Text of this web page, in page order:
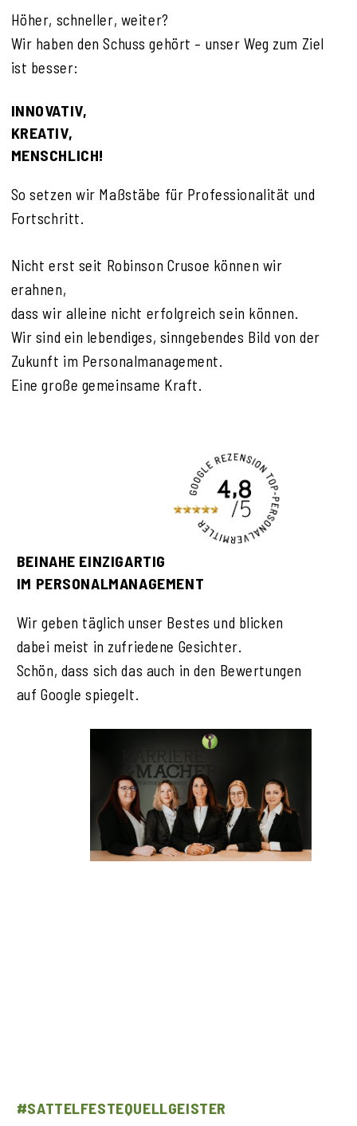
Höher, schneller, weiter?
Wir haben den Schuss gehört – unser Weg zum Ziel
ist besser:
INNOVATIV,
KREATIV,
MENSCHLICH!
So setzen wir Maßstäbe für Professionalität und
Fortschritt.
Nicht erst seit Robinson Crusoe können wir
erahnen,
dass wir alleine nicht erfolgreich sein können.
Wir sind ein lebendiges, sinngebendes Bild von der
Zukunft im Personalmanagement.
Eine große gemeinsame Kraft.
BEINAHE EINZIGARTIG
IM PERSONALMANAGEMENT
Wir geben täglich unser Bestes und blicken
dabei meist in zufriedene Gesichter.
Schön, dass sich das auch in den Bewertungen
auf Google spiegelt.
#SATTELFESTEQUELLGEISTER